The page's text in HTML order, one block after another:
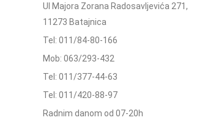
Ul Majora Zorana Radosavljevića 271,
11273 Batajnica
Tel: 011/84-80-166
Mob: 063/293-432
Tel: 011/377-44-63
Tel: 011/420-88-97
Radnim danom od 07-20h